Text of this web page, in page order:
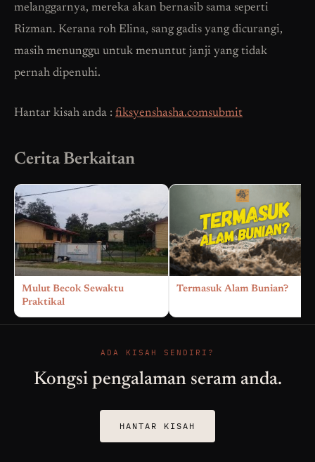
melanggarnya, mereka akan bernasib sama seperti
Rizman. Kerana roh Elina, sang gadis yang dicurangi,
masih menunggu untuk menuntut janji yang tidak
pernah dipenuhi.
Hantar kisah anda : fiksyenshasha.comsubmit
Cerita Berkaitan
Mulut Becok Sewaktu
Praktikal
Termasuk Alam Bunian?
ADA KISAH SENDIRI?
Kongsi pengalaman seram anda.
HANTAR KISAH